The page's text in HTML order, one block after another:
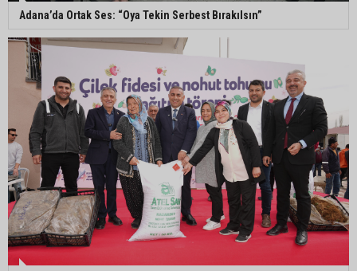
Seyhan’da gıda işletmelerine sıkı denetim
Adana dahil 30 ilde DEAŞ operasyonu: 104
şüpheli yakalandı
Adana’da Ortak Ses: “Oya Tekin Serbest Bırakılsın”